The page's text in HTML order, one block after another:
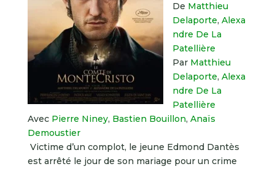
De Matthieu
Delaporte, Alexa
ndre De La
Patellière
Par Matthieu
Delaporte, Alexa
ndre De La
Patellière
Avec Pierre Niney, Bastien Bouillon, Anaïs
Demoustier
Victime d’un complot, le jeune Edmond Dantès
est arrêté le jour de son mariage pour un crime